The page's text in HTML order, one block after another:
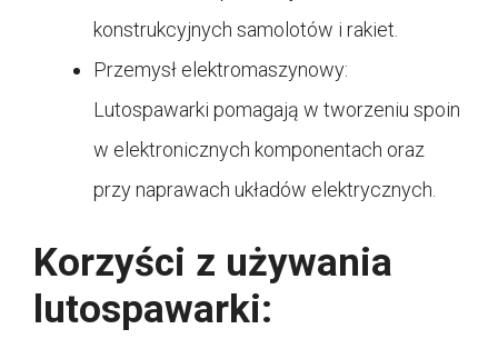
konstrukcyjnych samolotów i rakiet.
Przemysł elektromaszynowy:
Lutospawarki pomagają w tworzeniu spoin
w elektronicznych komponentach oraz
przy naprawach układów elektrycznych.
Korzyści z używania
lutospawarki: